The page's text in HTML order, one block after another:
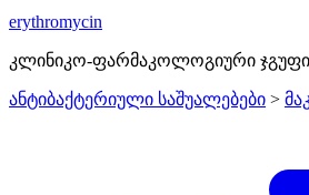
erythromycin
კლინიკო-ფარმაკოლოგიური
ანტიბაქტერიული საშუალებები >